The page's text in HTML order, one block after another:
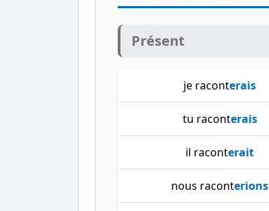
Présent
je raconterais
tu raconterais
il raconterait
nous raconterions